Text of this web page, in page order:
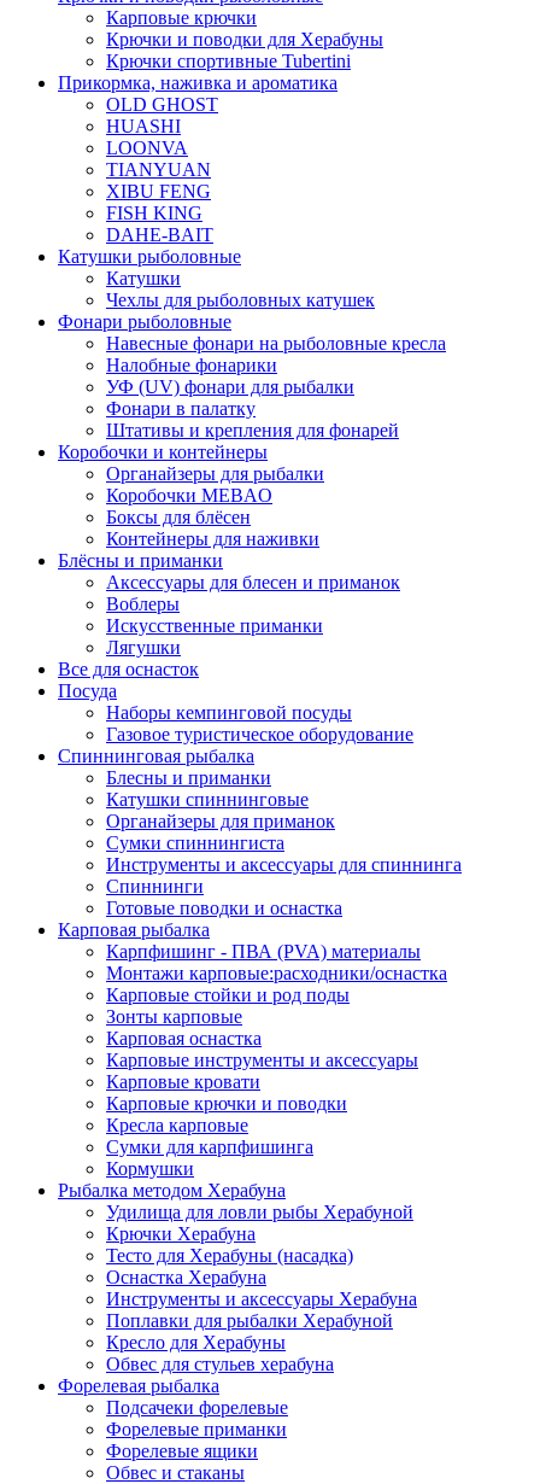
Карповые крючки
Крючки и поводки для Херабуны
Крючки спортивные Tubertini
Прикормка, наживка и ароматика
OLD GHOST
HUASHI
LOONVA
TIANYUAN
XIBU FENG
FISH KING
DAHE-BAIT
Катушки рыболовные
Катушки
Чехлы для рыболовных катушек
Фонари рыболовные
Навесные фонари на рыболовные кресла
Налобные фонарики
УФ (UV) фонари для рыбалки
Фонари в палатку
Штативы и крепления для фонарей
Коробочки и контейнеры
Органайзеры для рыбалки
Коробочки MEBAO
Боксы для блёсен
Контейнеры для наживки
Блёсны и приманки
Аксессуары для блесен и приманок
Воблеры
Искусственные приманки
Лягушки
Все для оснасток
Посуда
Наборы кемпинговой посуды
Газовое туристическое оборудование
Спиннинговая рыбалка
Блесны и приманки
Катушки спиннинговые
Органайзеры для приманок
Сумки спиннингиста
Инструменты и аксессуары для спиннинга
Спиннинги
Готовые поводки и оснастка
Карповая рыбалка
Карпфишинг - ПВА (PVA) материалы
Монтажи карповые:расходники/оснастка
Карповые стойки и род поды
Зонты карповые
Карповая оснастка
Карповые инструменты и аксессуары
Карповые кровати
Карповые крючки и поводки
Кресла карповые
Сумки для карпфишинга
Кормушки
Рыбалка методом Херабуна
Удилища для ловли рыбы Херабуной
Крючки Херабуна
Тесто для Херабуны (насадка)
Оснастка Херабуна
Инструменты и аксессуары Херабуна
Поплавки для рыбалки Херабуной
Кресло для Херабуны
Обвес для стульев херабуна
Форелевая рыбалка
Подсачеки форелевые
Форелевые приманки
Форелевые ящики
Обвес и стаканы